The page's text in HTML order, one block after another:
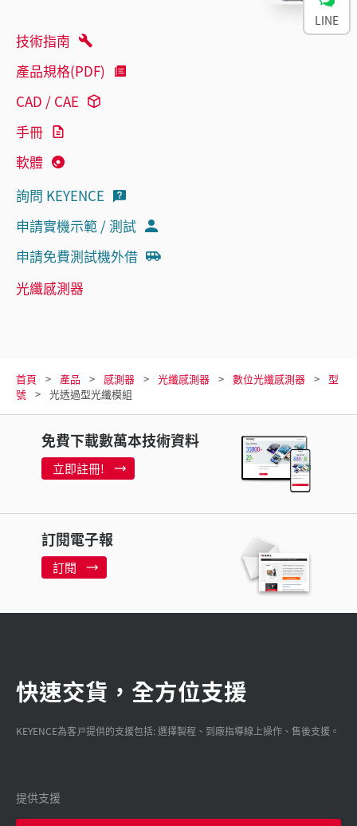
技術指南
產品規格(PDF)
CAD / CAE
手冊
軟體
詢問 KEYENCE
申請實機示範 / 測試
申請免費測試機外借
光纖感測器
首頁 產品 感測器 光纖感測器 數位光纖感測器
型
號
光透過型光纖模組
免費下載數萬本技術資料
立即註冊!
訂閱電子報
訂閱
快速交貨，全方位支援
KEYENCE為客戸提供的支援包括: 選擇製程、到廠指導線上操作、售後支援。
提供支援
LINE